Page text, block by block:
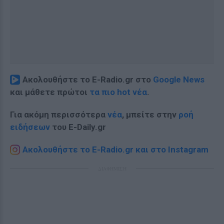
Ακολουθήστε το E-Radio.gr στο Google News
και μάθετε πρώτοι τα πιο hot νέα.
Για ακόμη περισσότερα νέα, μπείτε στην ροή
ειδήσεων του E-Daily.gr
Ακολουθήστε το E-Radio.gr και στο Instagram